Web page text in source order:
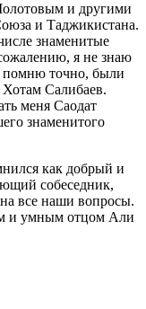
и другими
и Таджикистана.
знаменитые
я не знаю
помню точно, были
Салибаев.
меня Саодат
знаменитого
как добрый и
собеседник,
все наши вопросы.
и умным отцом Али